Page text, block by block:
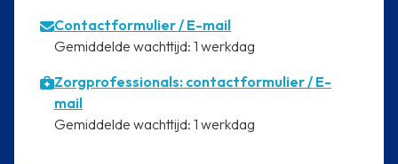
Contactformulier/ E-mail
⁠Gemiddelde wachttijd: 1 werkdag
Zorgprofessionals: contactformulier / E-
mail
⁠Gemiddelde wachttijd: 1 werkdag